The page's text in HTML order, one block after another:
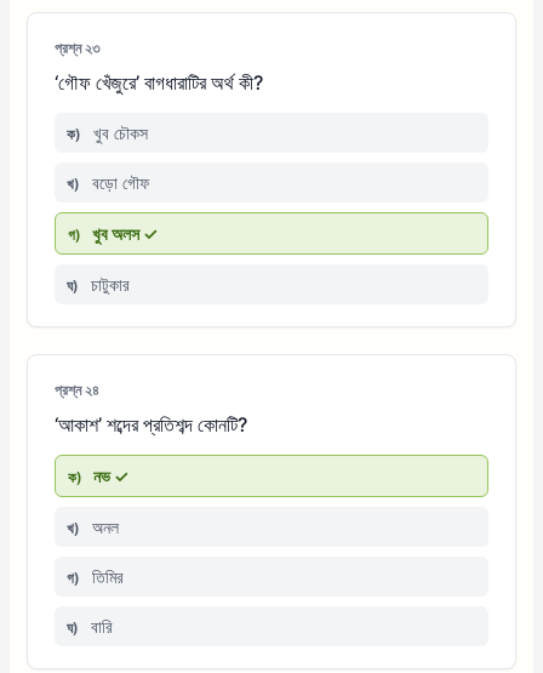
প্রশ্ন ২৩
‘গৌফ খেঁজুরে’ বাগধারাটির অর্থ কী?
ক) খুব চৌকস
খ) বড়ো গৌফ
গ) খুব অলস ✓
ঘ) চাটুকার
প্রশ্ন ২৪
‘আকাশ’ শব্দের প্রতিশব্দ কোনটি?
ক) নভ ✓
খ) অনল
গ) তিমির
ঘ) বারি